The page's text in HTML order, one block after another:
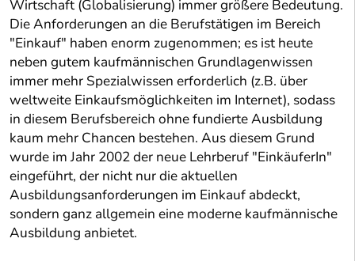
Wirtschaft (Globalisierung) immer größere Bedeutung.
Die Anforderungen an die Berufstätigen im Bereich
"Einkauf" haben enorm zugenommen; es ist heute
neben gutem kaufmännischen Grundlagenwissen
immer mehr Spezialwissen erforderlich (z.B. über
weltweite Einkaufsmöglichkeiten im Internet), sodass
in diesem Berufsbereich ohne fundierte Ausbildung
kaum mehr Chancen bestehen. Aus diesem Grund
wurde im Jahr 2002 der neue Lehrberuf "EinkäuferIn"
eingeführt, der nicht nur die aktuellen
Ausbildungsanforderungen im Einkauf abdeckt,
sondern ganz allgemein eine moderne kaufmännische
Ausbildung anbietet.